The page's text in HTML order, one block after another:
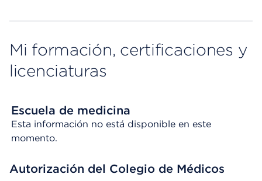
Mi formación, certificaciones y
licenciaturas
Escuela de medicina
Esta información no está disponible en este
momento.
Autorización del Colegio de Médicos